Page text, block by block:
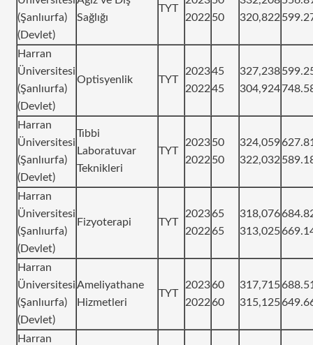
(Şanlıurfa)
(Devlet)
Sağlığı
TYT
2022 50
320,822
Harran
Üniversitesi
(Şanlıurfa)
(Devlet)
Optisyenlik TYT
2023
2022
45
45
327,238
304,924
Harran
Üniversitesi
(Şanlıurfa)
(Devlet)
Tıbbi
Laboratuvar
Teknikleri
TYT
2023
2022
50
50
324,059
322,032
Harran
Üniversitesi
(Şanlıurfa)
(Devlet)
Fizyoterapi TYT
2023
2022
65
65
318,076
313,025
Harran
Üniversitesi
(Şanlıurfa)
(Devlet)
Ameliyathane
Hizmetleri
TYT
2023
2022
60
60
317,715
315,125
Harran